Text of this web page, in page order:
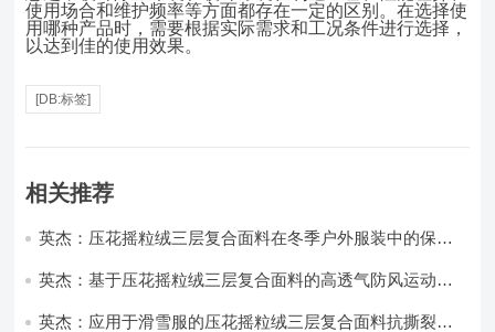
使用场合和维护频率等方面都存在一定的区别。在选择使
用哪种产品时，需要根据实际需求和工况条件进行选择，
以达到佳的使用效果。
[DB:标签]
相关推荐
英杰：压花摇粒绒三层复合面料在冬季户外服装中的保暖
英杰：基于压花摇粒绒三层复合面料的高透气防风运动服
英杰：应用于滑雪服的压花摇粒绒三层复合面料抗撕裂与